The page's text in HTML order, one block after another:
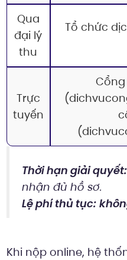
Qua
đại lý
thu
Tổ chức
Trực
tuyến
Thời hạn giải quyết:
nhận đủ hồ sơ.
Lệ phí thủ tục:
Khi nộp online, hệ